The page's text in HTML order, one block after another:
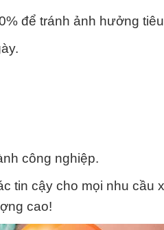
để tránh ảnh hưởng
công nghiệp.
tin cậy cho mọi nhu cầu
cao!